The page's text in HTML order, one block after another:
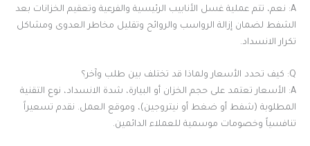
A: نعم، تتم عملية غسل الأنابيب الرئيسية والفرعية وتعقيم الخزانات بعد
الشفط لضمان إزالة الرواسب والروائح وتقليل مخاطر العدوى ومشاكل
تكرار الانسداد.
Q: كيف تحدد الأسعار ولماذا قد تختلف بين طلب وآخر؟
A: الأسعار تعتمد على حجم الخزان أو البيارة، شدة الانسداد، نوع التقنية
المطلوبة (شفط أو ضغط أو نيتروجين)، وموقع العمل. نقدم تسعيراً
تنافسياً وخصومات موسمية للعملاء الدائمين.